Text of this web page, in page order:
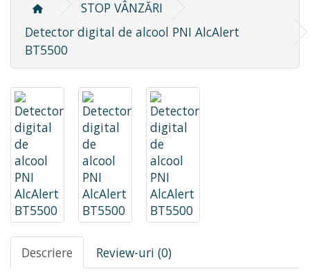
STOP VÂNZĂRI
Detector digital de alcool PNI AlcAlert
BT5500
Descriere Review-uri (0)